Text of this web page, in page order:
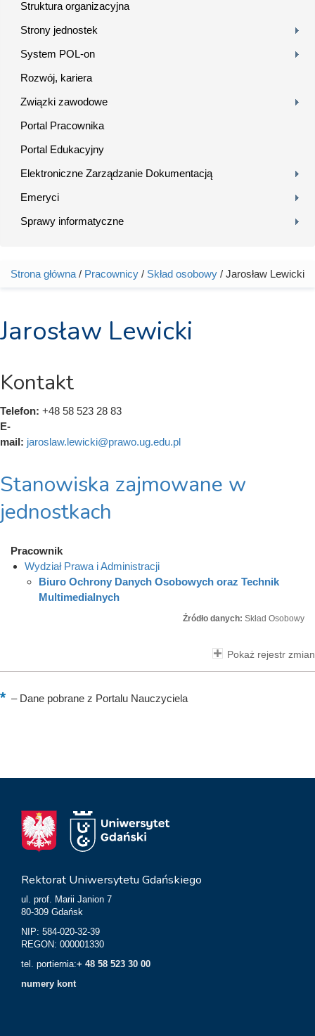
Struktura organizacyjna
Strony jednostek
System POL-on
Rozwój, kariera
Związki zawodowe
Portal Pracownika
Portal Edukacyjny
Elektroniczne Zarządzanie Dokumentacją
Emeryci
Sprawy informatyczne
Jesteś tutaj
Strona główna / Pracownicy / Skład osobowy / Jarosław Lewicki
Jarosław Lewicki
Kontakt
Telefon: +48 58 523 28 83
E-
mail: jaroslaw.lewicki@prawo.ug.edu.pl
Stanowiska zajmowane w
jednostkach
Pracownik
Wydział Prawa i Administracji
Biuro Ochrony Danych Osobowych oraz Technik
Multimedialnych
Źródło danych: Skład Osobowy
Pokaż rejestr zmian
–Dane pobrane z Portalu Nauczyciela
Rektorat Uniwersytetu Gdańskiego
ul. prof. Marii Janion 7
80-309 Gdańsk
NIP: 584-020-32-39
REGON: 000001330
tel. portiernia:+ 48 58 523 30 00
numery kont